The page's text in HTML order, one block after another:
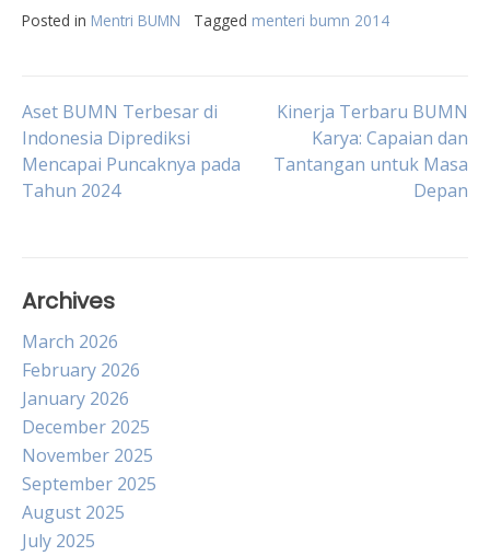
Posted in Mentri BUMN Tagged menteri bumn 2014
Post
navigation
Aset BUMN Terbesar di
Indonesia Diprediksi
Mencapai Puncaknya pada
Tahun 2024
Kinerja Terbaru BUMN
Karya: Capaian dan
Tantangan untuk Masa
Depan
Archives
March 2026
February 2026
January 2026
December 2025
November 2025
September 2025
August 2025
July 2025